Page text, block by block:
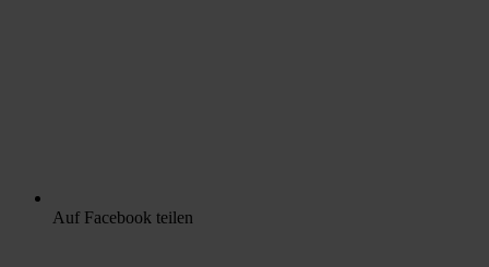
Auf Facebook teilen